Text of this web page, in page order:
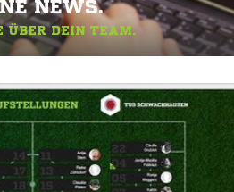
NEWS.
ÜBER DEIN TEAM.